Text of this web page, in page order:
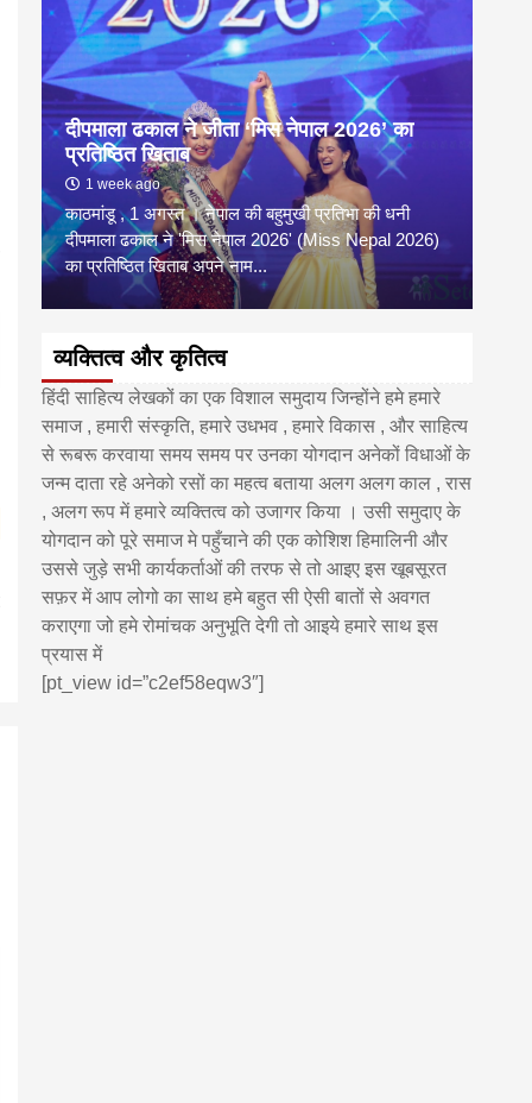
दीपमाला ढकाल ने जीता ‘मिस नेपाल 2026’ का
प्रतिष्ठित खिताब
1 week ago
काठमांडू , 1 अगस्त । नेपाल की बहुमुखी प्रतिभा की धनी
दीपमाला ढकाल ने 'मिस नेपाल 2026' (Miss Nepal 2026)
का प्रतिष्ठित खिताब अपने नाम...
व्यक्तित्व और कृतित्व
हिंदी साहित्य लेखकों का एक विशाल समुदाय जिन्होंने हमे हमारे
समाज , हमारी संस्कृति, हमारे उधभव , हमारे विकास , और साहित्य
से रूबरू करवाया समय समय पर उनका योगदान अनेकों विधाओं के
जन्म दाता रहे अनेको रसों का महत्व बताया अलग अलग काल , रास
, अलग रूप में हमारे व्यक्तित्व को उजागर किया । उसी समुदाए के
योगदान को पूरे समाज मे पहुँचाने की एक कोशिश हिमालिनी और
उससे जुड़े सभी कार्यकर्ताओं की तरफ से तो आइए इस खूबसूरत
सफ़र में आप लोगो का साथ हमे बहुत सी ऐसी बातों से अवगत
कराएगा जो हमे रोमांचक अनुभूति देगी तो आइये हमारे साथ इस
प्रयास में
[pt_view id=”c2ef58eqw3″]